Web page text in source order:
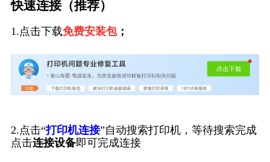
快速连接（推荐）
1.点击下载免费安装包；
2.点击“打印机连接”自动搜索打印机，等待搜索完成
点击连接设备即可完成连接